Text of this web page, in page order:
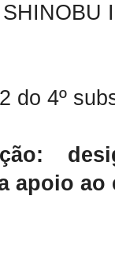
do 4º
apoio ao